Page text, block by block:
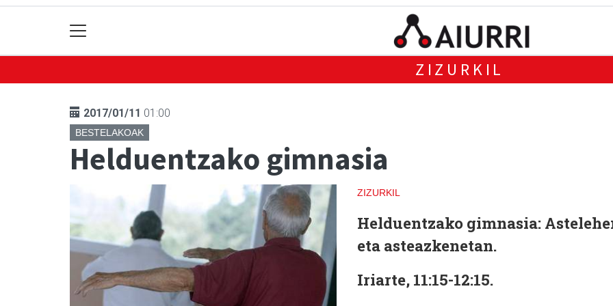
ZIZURKIL
2017/01/11 01:00
BESTELAKOAK
Helduentzako gimnasia
ZIZURKIL
Helduentzako gimnasia:
eta asteazkenetan.
Iriarte, 11:15-12:15.